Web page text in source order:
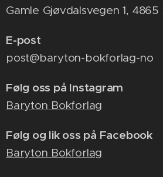
Gamle Gjøvdalsvegen 1, 4865
E-post
post@baryton-bokforlag-no
Følg oss på Instagram
Baryton Bokforlag
Følg og lik oss på Facebook
Baryton Bokforlag